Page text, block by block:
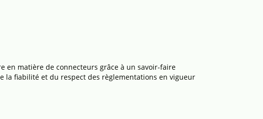
en matière de connecteurs grâce à un savoir-faire
la fiabilité et du respect des règlementations en vigueur